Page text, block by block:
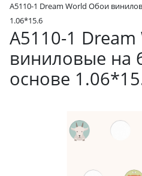
A5110-1 Dream World Обои
1.06*15.6
A5110-1
виниловые на
основе